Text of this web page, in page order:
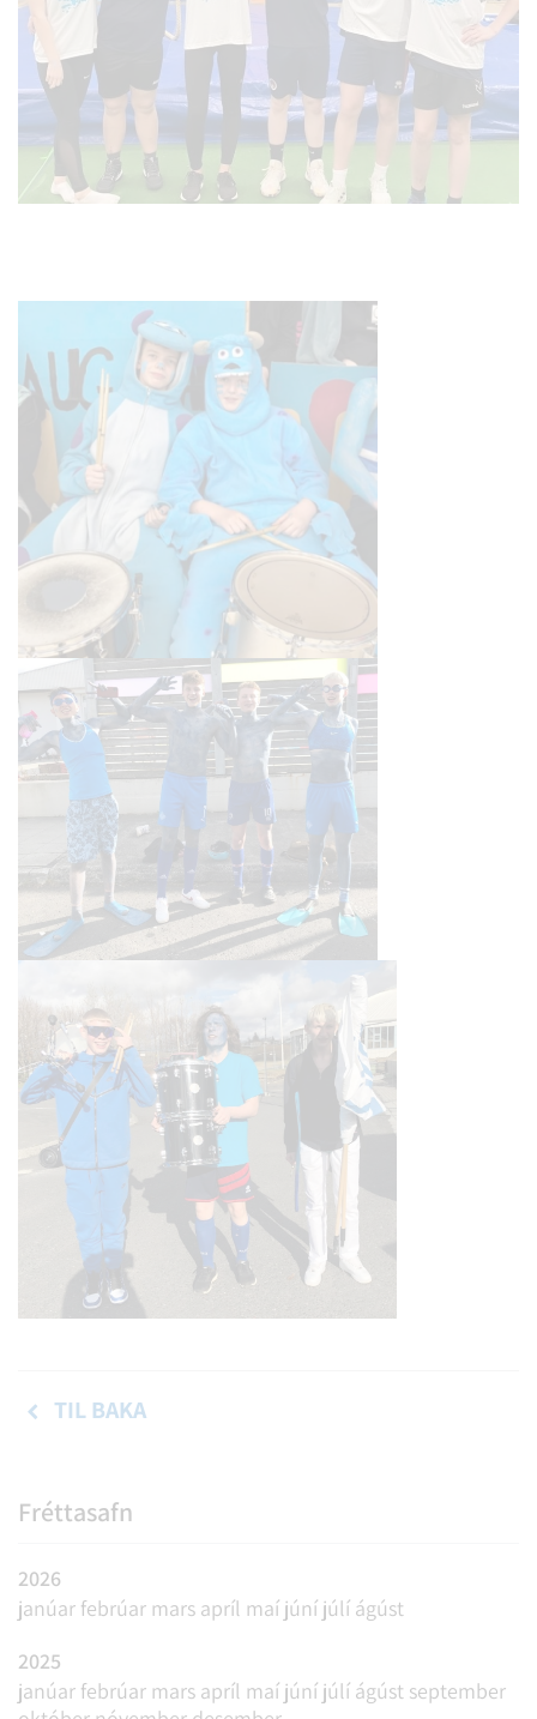
TIL BAKA
Fréttasafn
2026
janúar febrúar mars apríl maí júní júlí ágúst
2025
janúar febrúar mars apríl maí júní júlí ágúst september